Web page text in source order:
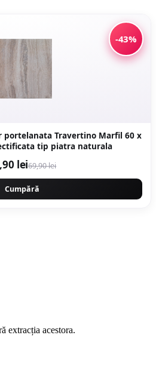
-43%
Travertino Marfil 60 x
60 cm lucioasa rectificata tip piatra naturala
lei69,90 lei
Cumpără
extracția acestora.